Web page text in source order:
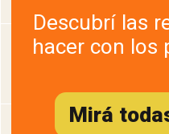
Descubrí las
hacer con los
Mirá